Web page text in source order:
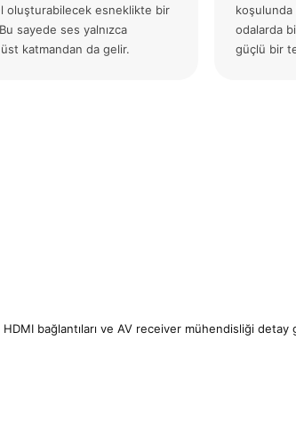
oluşturabilecek esneklikte bir
sayede ses yalnızca
katmandan da gelir.
koşulunda
odalarda
güçlü bir